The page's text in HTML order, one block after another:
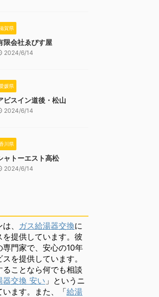
賀県
限会社ゑびす屋
2024/6/14
媛県
ビスイン道後・松山
2024/6/14
川県
ャトーエスト高松
2024/6/14
、 ガス給湯器交換に
提供しています。彼
専門家で、安心の10年
を提供しています。
ることなら何でも相談
器交換 安い 」というニ
ます。また、「給湯